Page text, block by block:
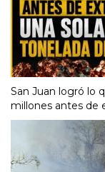
San Juan logró lo
millones antes de